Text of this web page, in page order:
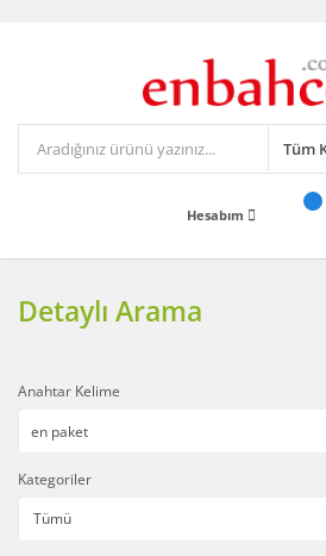
Hesabım
Detaylı Arama
Anahtar Kelime
Kategoriler